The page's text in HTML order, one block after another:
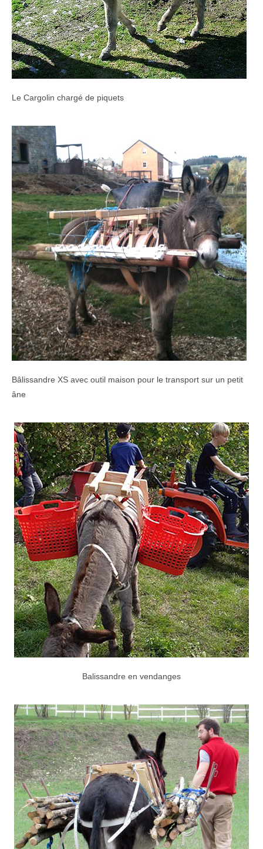
Le Cargolin chargé de piquets
Bâlissandre XS avec outil maison pour le transport sur un petit
âne
Balissandre en vendanges